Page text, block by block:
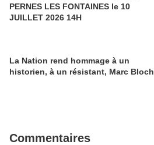
PERNES LES FONTAINES le 10
JUILLET 2026 14H
La Nation rend hommage à un
historien, à un résistant, Marc Bloch
Commentaires